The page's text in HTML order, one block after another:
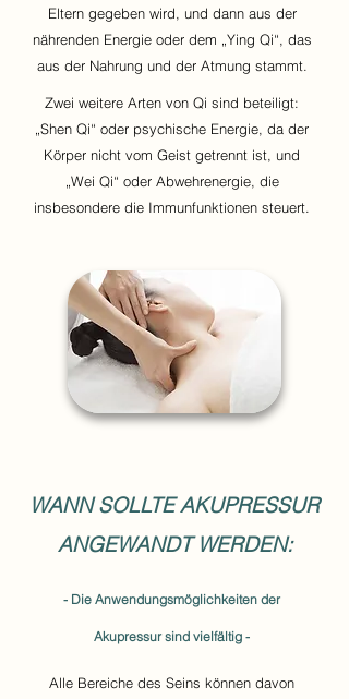
Eltern gegeben wird, und dann aus der
nährenden Energie oder dem „Ying Qi“, das
aus der Nahrung und der Atmung stammt.
Zwei weitere Arten von Qi sind beteiligt:
„Shen Qi“ oder psychische Energie, da der
Körper nicht vom Geist getrennt ist, und
„Wei Qi“ oder Abwehrenergie, die
insbesondere die Immunfunktionen steuert.
WANN SOLLTE AKUPRESSUR
ANGEWANDT WERDEN:
- Die Anwendungsmöglichkeiten der
Akupressur sind vielfältig -
Alle Bereiche des Seins können davon